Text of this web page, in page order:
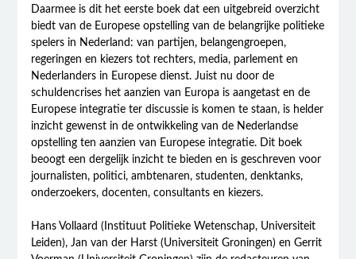
Daarmee is dit het eerste boek dat een uitgebreid overzicht
biedt van de Europese opstelling van de belangrijke politieke
spelers in Nederland: van partijen, belangengroepen,
regeringen en kiezers tot rechters, media, parlement en
Nederlanders in Europese dienst. Juist nu door de
schuldencrises het aanzien van Europa is aangetast en de
Europese integratie ter discussie is komen te staan, is helder
inzicht gewenst in de ontwikkeling van de Nederlandse
opstelling ten aanzien van Europese integratie. Dit boek
beoogt een dergelijk inzicht te bieden en is geschreven voor
journalisten, politici, ambtenaren, studenten, denktanks,
onderzoekers, docenten, consultants en kiezers.
Hans Vollaard (Instituut Politieke Wetenschap, Universiteit
Leiden), Jan van der Harst (Universiteit Groningen) en Gerrit